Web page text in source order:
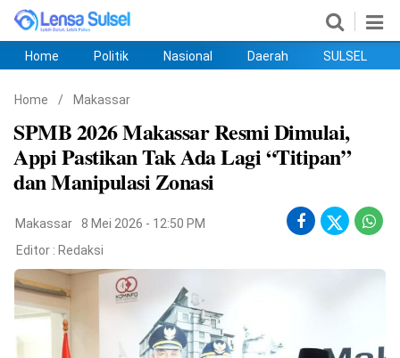
©
Copyright
2026
lensasulsel.com
Home Politik Nasional Daerah SULSEL
Home / Makassar
SPMB 2026 Makassar Resmi Dimulai,
Appi Pastikan Tak Ada Lagi “Titipan”
dan Manipulasi Zonasi
Makassar
8 Mei 2026 - 12:50 PM
Editor : Redaksi